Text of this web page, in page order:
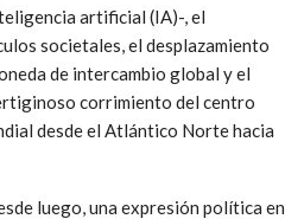
artificial (IA)-, el
societales, el desplazamiento
de intercambio global y el
corrimiento del centro
desde el Atlántico Norte hacia
luego, una expresión política en